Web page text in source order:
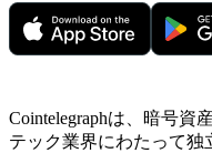
Cointelegraphは、暗号資
テック業界にわたって独